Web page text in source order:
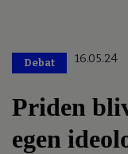
Debat 16.05.24
Priden
egen